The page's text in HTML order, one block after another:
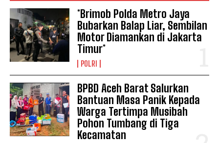
*Brimob Polda Metro Jaya
Bubarkan Balap Liar, Sembilan
Motor Diamankan di Jakarta
Timur*
POLRI
BPBD Aceh Barat Salurkan
Bantuan Masa Panik Kepada
Warga Tertimpa Musibah
Pohon Tumbang di Tiga
Kecamatan